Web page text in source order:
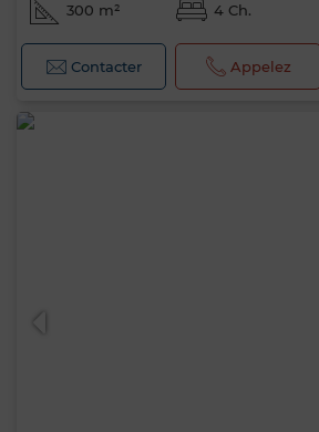
300 m² 4 Ch.
Contacter Appelez